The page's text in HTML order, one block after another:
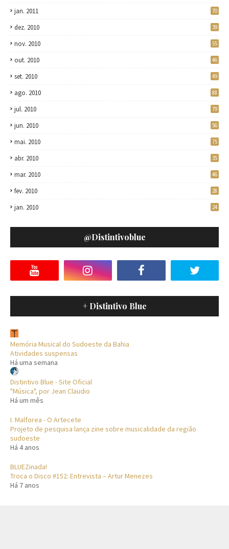
jan. 2011 70
dez. 2010 39
nov. 2010 55
out. 2010 46
set. 2010 49
ago. 2010 88
jul. 2010 79
jun. 2010 56
mai. 2010 75
abr. 2010 35
mar. 2010 46
fev. 2010 28
jan. 2010 24
@distintivoblue
+ Distintivo Blue
Memória Musical do Sudoeste da Bahia
Atividades suspensas
Há uma semana
Distintivo Blue - Site Oficial
"Música", por Jean Claudio
Há um mês
I. Malforea - O Artecete
Projeto de pesquisa lança zine sobre musicalidade da região
sudoeste
Há 4 anos
BLUEZinada!
Troca o Disco #152: Entrevista – Artur Menezes
Há 7 anos